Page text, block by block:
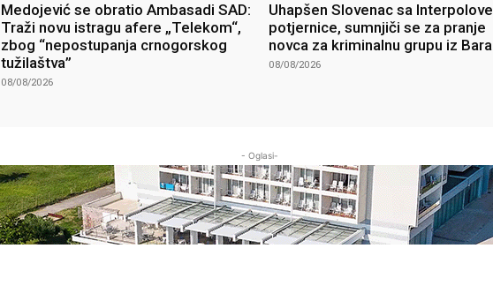
Medojević se obratio Ambasadi SAD:
Traži novu istragu afere „Telekom“,
zbog “nepostupanja crnogorskog
tužilaštva”
08/08/2026
Uhapšen Slovenac sa Interpolove
potjernice, sumnjiči se za pranje
novca za kriminalnu grupu iz Bara
08/08/2026
- Oglasi-